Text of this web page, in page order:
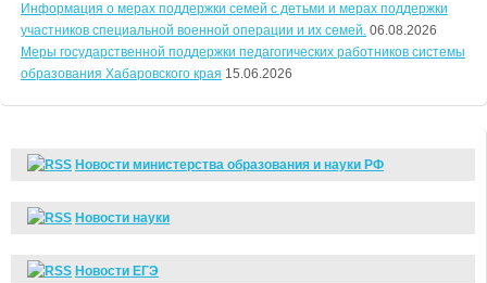
Информация о мерах поддержки семей с детьми и мерах поддержки
участников специальной военной операции и их семей. 06.08.2026
Меры государственной поддержки педагогических работников системы
образования Хабаровского края 15.06.2026
Новости министерства образования и науки РФ
Новости науки
Новости ЕГЭ